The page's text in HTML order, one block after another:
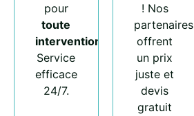
pour
toute
intervention
Service
efficace
24/7.
! Nos
partenaires
offrent
un prix
juste et
devis
gratuit